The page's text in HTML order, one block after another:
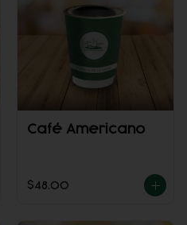
Café Americano
$48.00